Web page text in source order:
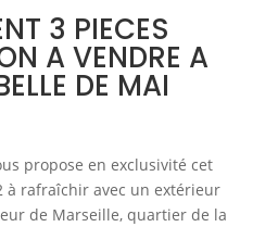
3 PIECES
A VENDRE A
DE MAI
propose en exclusivité cet
à rafraîchir avec un extérieur
de Marseille, quartier de la